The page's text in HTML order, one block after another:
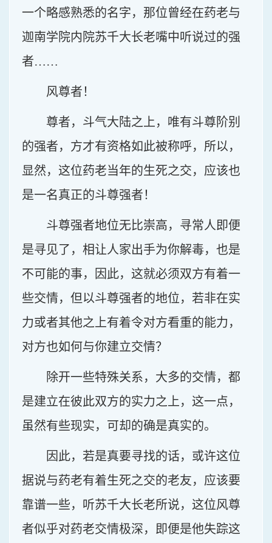
一个略感熟悉的名字，那位曾经在药老与
迦南学院内院苏千大长老嘴中听说过的强
者……
风尊者！
尊者，斗气大陆之上，唯有斗尊阶别
的强者，方才有资格如此被称呼，所以，
显然，这位药老当年的生死之交，应该也
是一名真正的斗尊强者！
斗尊强者地位无比崇高，寻常人即便
是寻见了，相让人家出手为你解毒，也是
不可能的事，因此，这就必须双方有着一
些交情，但以斗尊强者的地位，若非在实
力或者其他之上有着令对方看重的能力，
对方也如何与你建立交情？
除开一些特殊关系，大多的交情，都
是建立在彼此双方的实力之上，这一点，
虽然有些现实，可却的确是真实的。
因此，若是真要寻找的话，或许这位
据说与药老有着生死之交的老友，应该要
靠谱一些，听苏千大长老所说，这位风尊
者似乎对药老交情极深，即便是他失踪这